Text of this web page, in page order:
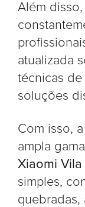
Além
atualizada
técnicas
soluções
Com isso,
ampla
Xiaomi Vila
simples,
quebradas,